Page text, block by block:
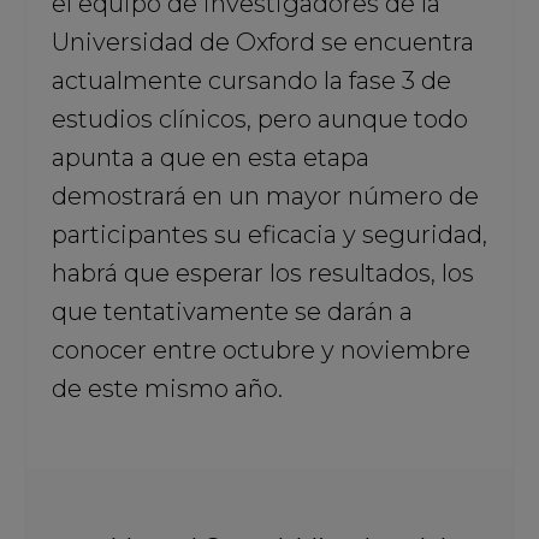
Universidad de Oxford se encuentra
actualmente cursando la fase 3 de
estudios clínicos, pero aunque todo
apunta a que en esta etapa
demostrará en un mayor número de
participantes su eficacia y seguridad,
habrá que esperar los resultados, los
que tentativamente se darán a
conocer entre octubre y noviembre
de este mismo año.